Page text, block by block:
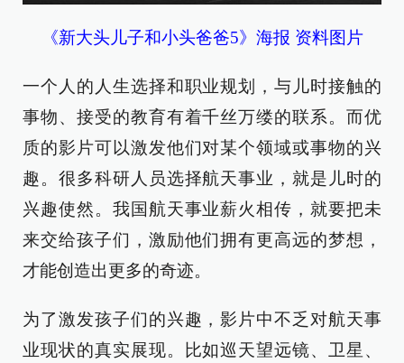
《新大头儿子和小头爸爸5》海报 资料图片
一个人的人生选择和职业规划，与儿时接触的
事物、接受的教育有着千丝万缕的联系。而优
质的影片可以激发他们对某个领域或事物的兴
趣。很多科研人员选择航天事业，就是儿时的
兴趣使然。我国航天事业薪火相传，就要把未
来交给孩子们，激励他们拥有更高远的梦想，
才能创造出更多的奇迹。
为了激发孩子们的兴趣，影片中不乏对航天事
业现状的真实展现。比如巡天望远镜、卫星、